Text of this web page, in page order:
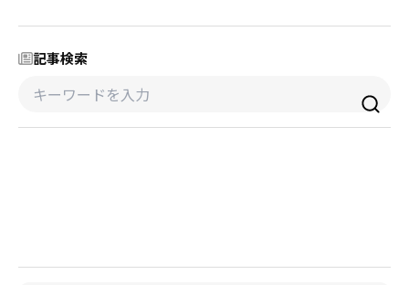
レジャーチケット
生活関連
レジャーチケット
生活関連・お食事券
お知らせ
記事検索